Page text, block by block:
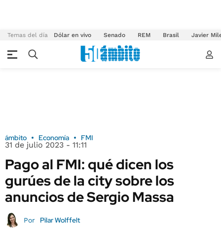
Temas del día Dólar en vivo Senado REM Brasil Javier
ámbito Economía FMI
31 de julio 2023 - 11:11
Pago al FMI: qué dicen los
gurúes de la city sobre los
anuncios de Sergio Massa
Por Pilar Wolffelt